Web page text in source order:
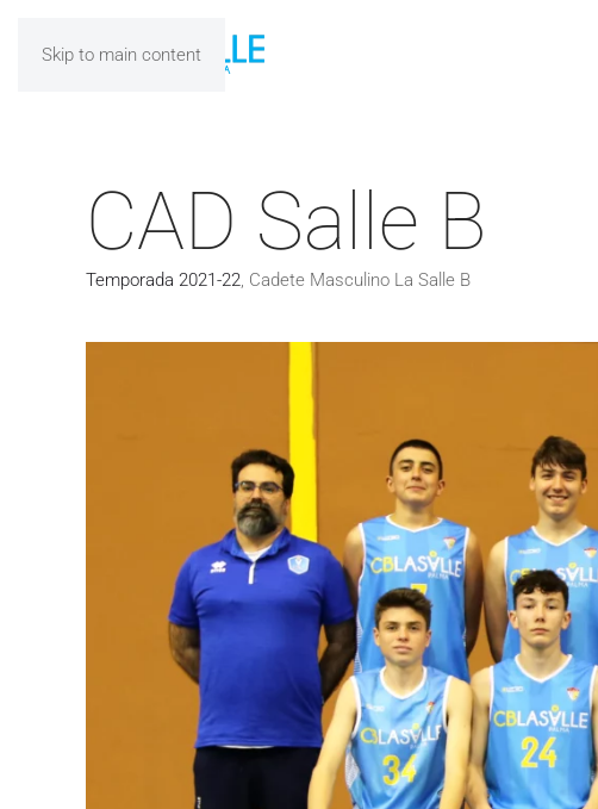
Skip to main content
CAD Salle B
Temporada 2021-22, Cadete Masculino La Salle B